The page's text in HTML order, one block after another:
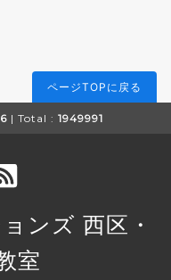
ページTOPに戻る
| Total : 1949991
ンズ 西区・
室